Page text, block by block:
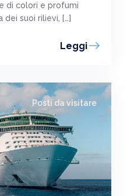
di colori e profumi
dei suoi rilievi, […]
Leggi
Posti da visitare